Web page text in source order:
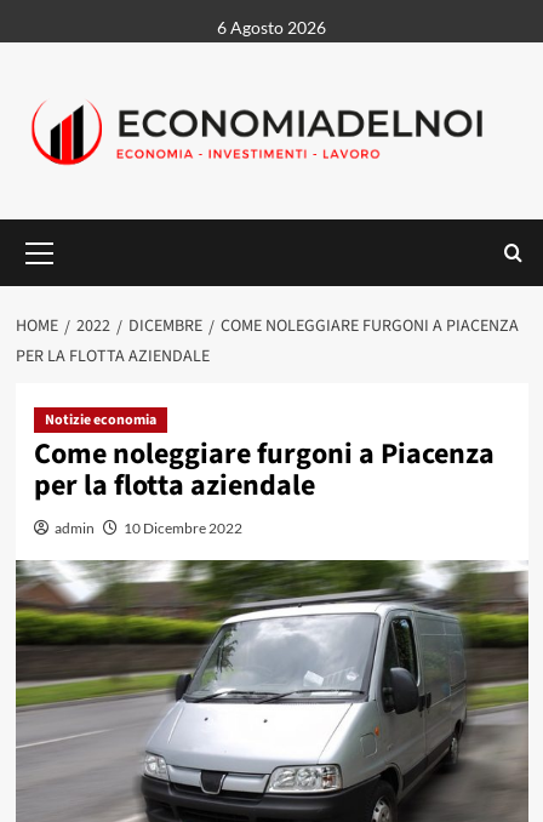
al
6 Agosto 2026
principale
HOME 2022 DICEMBRE
COME NOLEGGIARE FURGONI A PIACENZA
PER LA FLOTTA AZIENDALE
Notizie economia
Come noleggiare furgoni a Piacenza
per la flotta aziendale
admin 10 Dicembre 2022